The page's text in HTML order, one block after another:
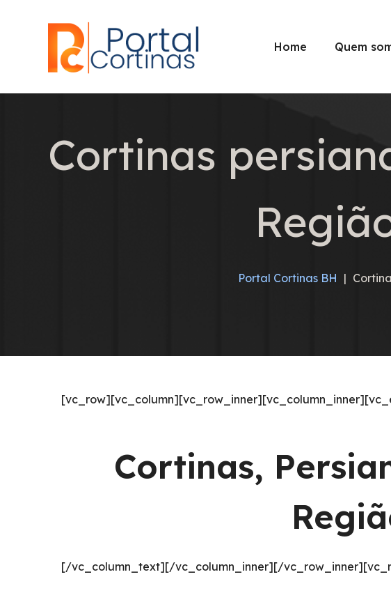
Home Quem
Cortinas
Portal Cortinas BH |
Cortinas,
[/vc_column_text][/vc_column_inner][/